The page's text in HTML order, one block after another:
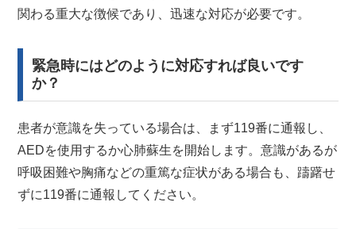
関わる重大な徴候であり、迅速な対応が必要です。
緊急時にはどのように対応すれば良いです
か？
患者が意識を失っている場合は、まず119番に通報し、
AEDを使用するか心肺蘇生を開始します。意識があるが
呼吸困難や胸痛などの重篤な症状がある場合も、躊躇せ
ずに119番に通報してください。